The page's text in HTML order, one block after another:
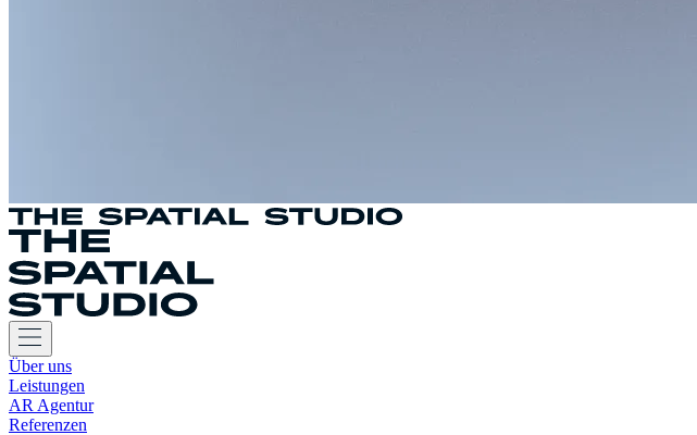
Über uns
Leistungen
AR Agentur
Referenzen